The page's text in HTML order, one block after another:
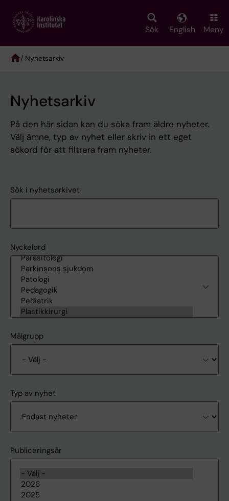
main
Sök English Meny
/ Nyhetsarkiv
Nyhetsarkiv
På den här sidan kan du söka fram äldre nyheter.
Välj ämne, typ av nyhet eller skriv in ett eget
sökord för att filtrera fram nyheter.
Sök i nyhetsarkivet
Nyckelord
Målgrupp
Typ av nyhet
Publiceringsår